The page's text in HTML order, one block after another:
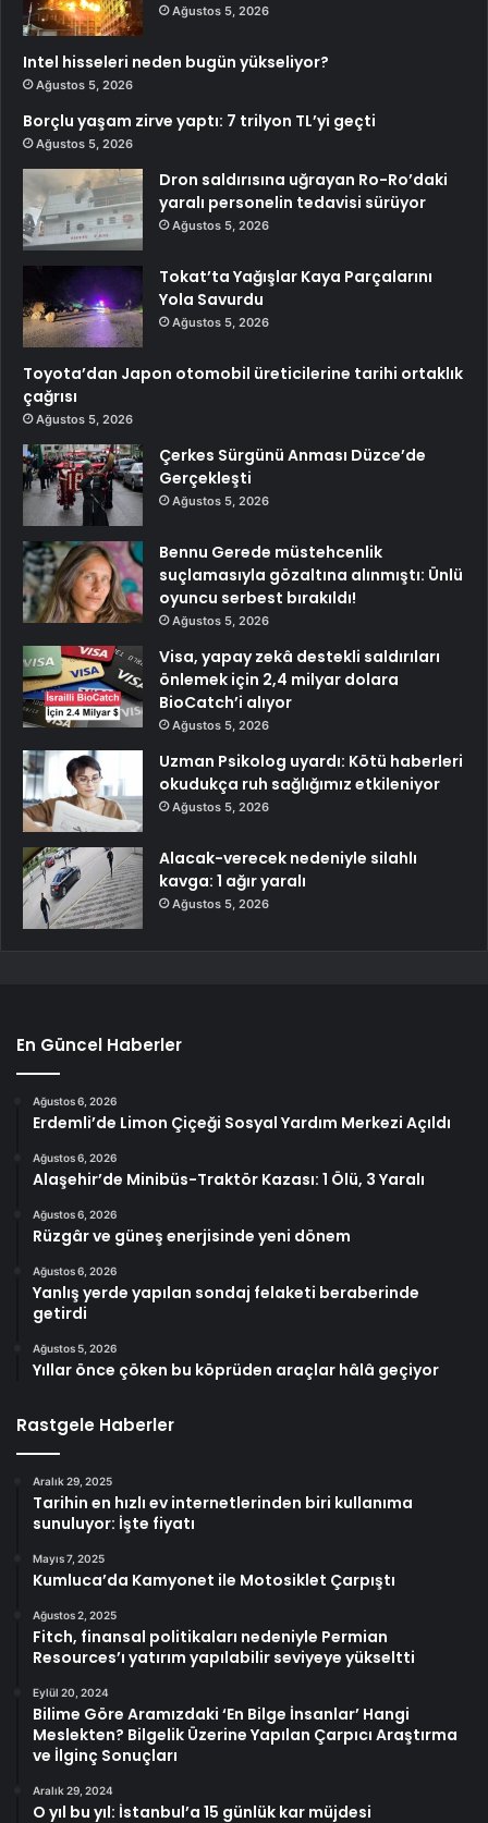
Ağustos 5, 2026
Intel hisseleri neden bugün yükseliyor?
Ağustos 5, 2026
Borçlu yaşam zirve yaptı: 7 trilyon TL’yi geçti
Ağustos 5, 2026
Dron saldırısına uğrayan Ro-Ro’daki
yaralı personelin tedavisi sürüyor
Ağustos 5, 2026
Tokat’ta Yağışlar Kaya Parçalarını
Yola Savurdu
Ağustos 5, 2026
Toyota’dan Japon otomobil üreticilerine tarihi ortaklık
çağrısı
Ağustos 5, 2026
Çerkes Sürgünü Anması Düzce’de
Gerçekleşti
Ağustos 5, 2026
Bennu Gerede müstehcenlik
suçlamasıyla gözaltına alınmıştı: Ünlü
oyuncu serbest bırakıldı!
Ağustos 5, 2026
Visa, yapay zekâ destekli saldırıları
önlemek için 2,4 milyar dolara
BioCatch’i alıyor
Ağustos 5, 2026
Uzman Psikolog uyardı: Kötü haberleri
okudukça ruh sağlığımız etkileniyor
Ağustos 5, 2026
Alacak-verecek nedeniyle silahlı
kavga: 1 ağır yaralı
Ağustos 5, 2026
En Güncel Haberler
Ağustos 6, 2026
Erdemli’de Limon Çiçeği Sosyal Yardım Merkezi Açıldı
Ağustos 6, 2026
Alaşehir’de Minibüs-Traktör Kazası: 1 Ölü, 3 Yaralı
Ağustos 6, 2026
Rüzgâr ve güneş enerjisinde yeni dönem
Ağustos 6, 2026
Yanlış yerde yapılan sondaj felaketi beraberinde
getirdi
Ağustos 5, 2026
Yıllar önce çöken bu köprüden araçlar hâlâ geçiyor
Rastgele Haberler
Aralık 29, 2025
Tarihin en hızlı ev internetlerinden biri kullanıma
sunuluyor: İşte fiyatı
Mayıs 7, 2025
Kumluca’da Kamyonet ile Motosiklet Çarpıştı
Ağustos 2, 2025
Fitch, finansal politikaları nedeniyle Permian
Resources’ı yatırım yapılabilir seviyeye yükseltti
Eylül 20, 2024
Bilime Göre Aramızdaki ‘En Bilge İnsanlar’ Hangi
Meslekten? Bilgelik Üzerine Yapılan Çarpıcı Araştırma
ve İlginç Sonuçları
Aralık 29, 2024
O yıl bu yıl: İstanbul’a 15 günlük kar müjdesi